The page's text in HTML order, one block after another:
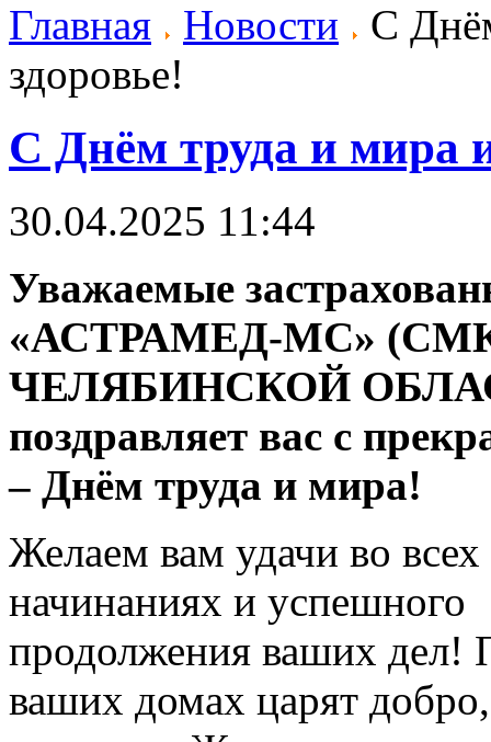
Главная
Новости
С
здоровье!
С Днём труда и мира
30.04.2025 11:44
Уважаемые
«АСТРАМЕД-МС»
ЧЕЛЯБИНСКОЙ
поздравляет вас с
– Днём труда и мира!
Желаем вам удачи во всех
начинаниях и успешного
продолжения ваших дел!
ваших домах царят